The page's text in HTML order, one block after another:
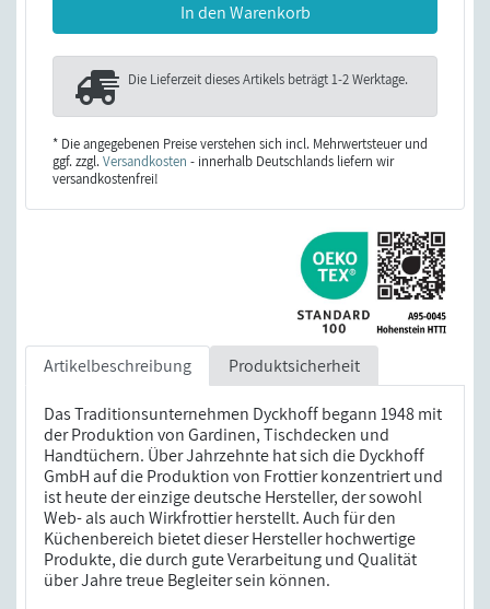
In den Warenkorb
Die Lieferzeit dieses Artikels beträgt1-2 Werktage.
* Die angegebenen Preise verstehen sich incl. Mehrwertsteuer und
ggf. zzgl.Versandkosten - innerhalb Deutschlands liefern wir
versandkostenfrei!
Artikelbeschreibung Produktsicherheit
Das Traditionsunternehmen Dyckhoff begann 1948 mit
der Produktion von Gardinen, Tischdecken und
Handtüchern. Über Jahrzehnte hat sich die Dyckhoff
GmbH auf die Produktion von Frottier konzentriert und
ist heute der einzige deutsche Hersteller, der sowohl
Web- als auch Wirkfrottier herstellt. Auch für den
Küchenbereich bietet dieser Hersteller hochwertige
Produkte, die durch gute Verarbeitung und Qualität
über Jahre treue Begleiter sein können.